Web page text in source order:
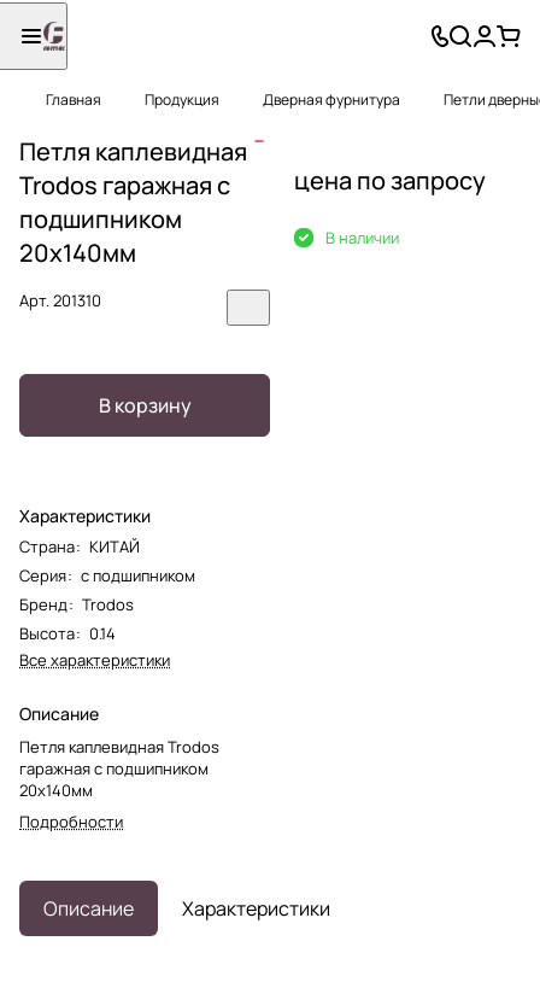
Главная Продукция Дверная фурнитура Петли
Петля каплевидная
Trodos гаражная с
подшипником
20х140мм
Арт.201310
В корзину
Характеристики
Страна: КИТАЙ
Серия: с подшипником
Бренд: Trodos
Высота: 0.14
Все характеристики
Описание
Петля каплевидная Trodos
гаражная с подшипником
20х140мм
Подробности
цена по запросу
В наличии
Описание Характеристики